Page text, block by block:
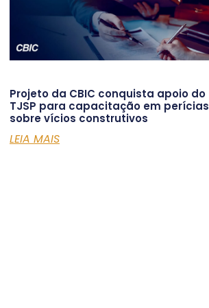
Projeto da CBIC conquista apoio do
TJSP para capacitação em perícias
sobre vícios construtivos
LEIA MAIS